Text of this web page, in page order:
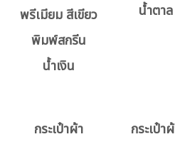
พรีเมียม สีเขียว
พิมพ์สกรีน
น้ำเงิน
น้ำตาล
กระเป๋าผ้า
กระเป๋า